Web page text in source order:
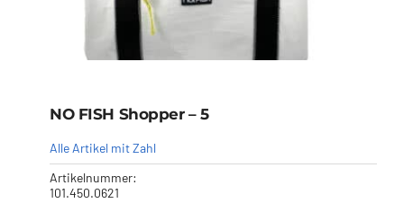
NO FISH Shopper – 5
Alle Artikel mit Zahl
Artikelnummer:
101.450.0621